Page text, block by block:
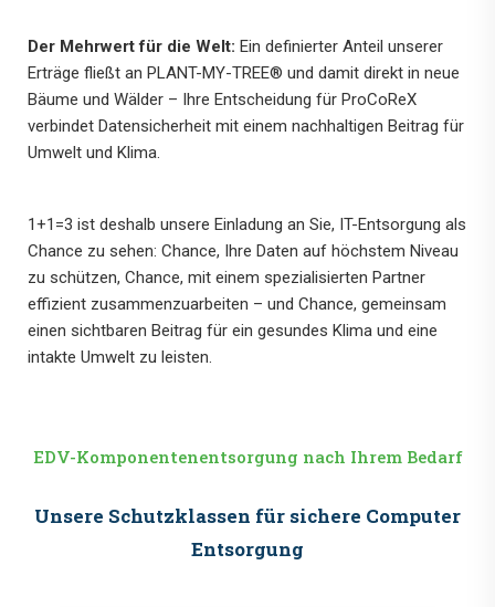
Der Mehrwert für die Welt: Ein definierter Anteil unserer
Erträge fließt an PLANT-MY-TREE® und damit direkt in neue
Bäume und Wälder – Ihre Entscheidung für ProCoReX
verbindet Datensicherheit mit einem nachhaltigen Beitrag für
Umwelt und Klima.
1+1=3 ist deshalb unsere Einladung an Sie, IT-Entsorgung als
Chance zu sehen: Chance, Ihre Daten auf höchstem Niveau
zu schützen, Chance, mit einem spezialisierten Partner
effizient zusammenzuarbeiten – und Chance, gemeinsam
einen sichtbaren Beitrag für ein gesundes Klima und eine
intakte Umwelt zu leisten.
EDV-Komponentenentsorgung nach Ihrem Bedarf
Unsere Schutzklassen für sichere Computer
Entsorgung